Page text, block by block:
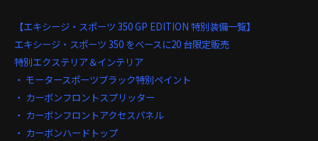
【エキシージ・スポーツ 350 GP EDITION 特別装備一覧】
エキシージ・スポーツ 350 をベースに20 台限定販売
特別エクステリア＆インテリア
・ モータースポーツブラック特別ペイント
・ カーボンフロントスプリッター
・ カーボンフロントアクセスパネル
・ カーボンハードトップ